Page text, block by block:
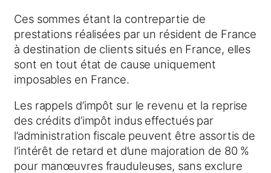
Ces sommes étant la contrepartie de
prestations réalisées par un résident de France
à destination de clients situés en France, elles
sont en tout état de cause uniquement
imposables en France.
Les rappels d’impôt sur le revenu et la reprise
des crédits d’impôt indus effectués par
l’administration fiscale peuvent être assortis de
l’intérêt de retard et d’une majoration de 80 %
pour manœuvres frauduleuses, sans exclure